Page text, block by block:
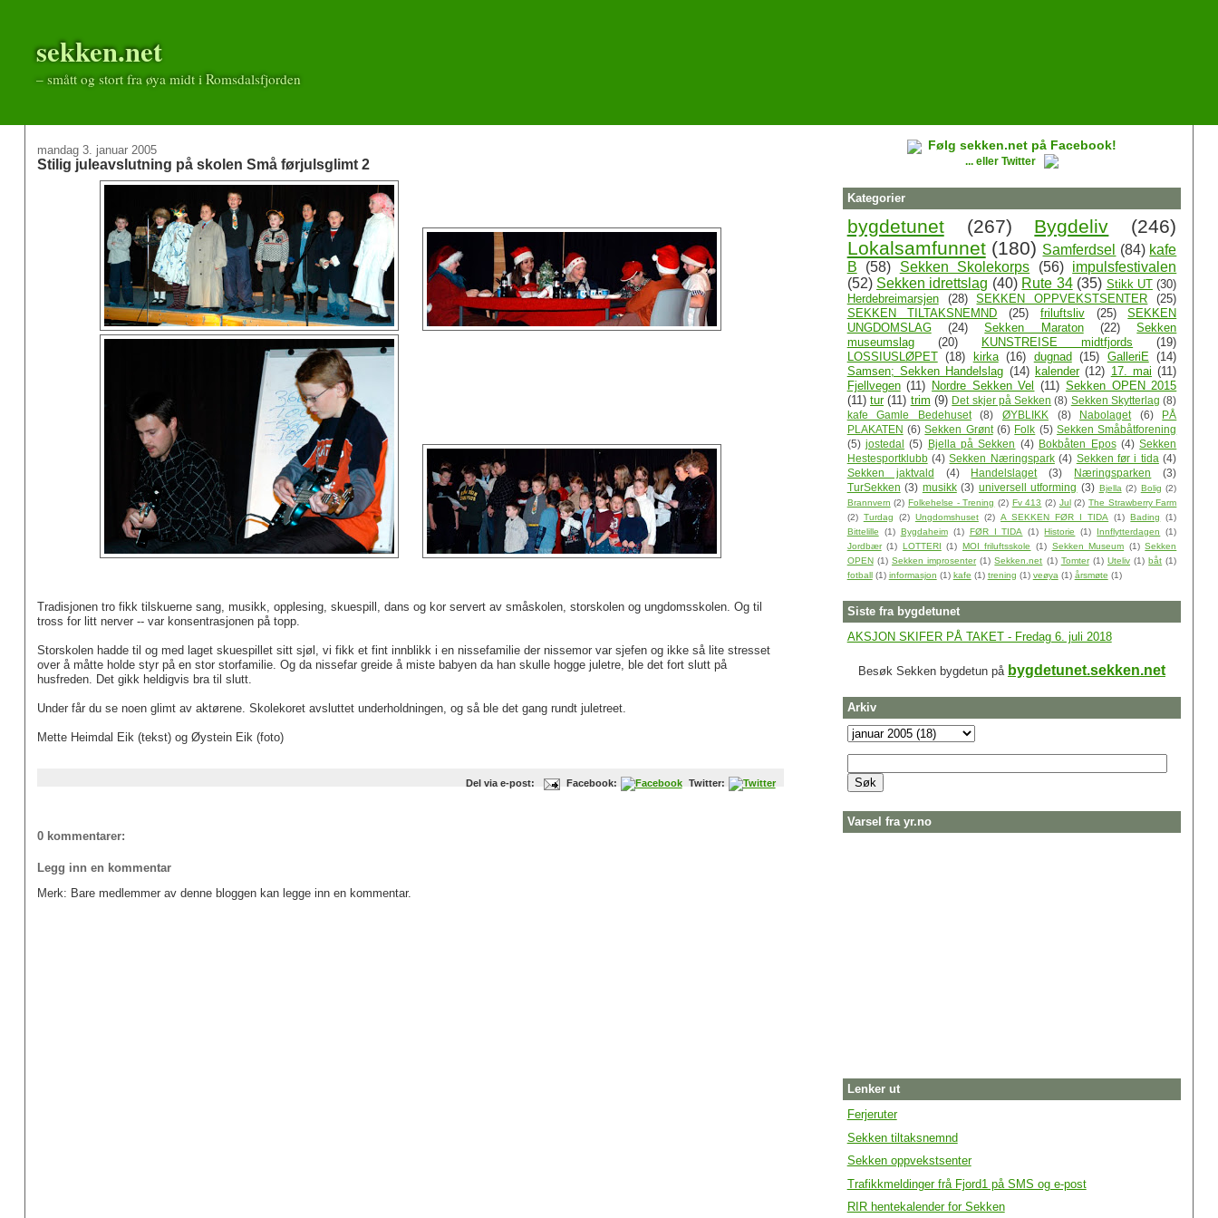
sekken.net
– smått og stort fra øya midt i Romsdalsfjorden
mandag 3. januar 2005
Stilig juleavslutning på skolen Små førjulsglimt 2
Tradisjonen tro fikk tilskuerne sang, musikk, opplesing, skuespill, dans og kor servert av småskolen, storskolen og ungdomsskolen. Og til
tross for litt nerver -- var konsentrasjonen på topp.
Storskolen hadde til og med laget skuespillet sitt sjøl, vi fikk et fint innblikk i en nissefamilie der nissemor var sjefen og ikke så lite stresset
over å måtte holde styr på en stor storfamilie. Og da nissefar greide å miste babyen da han skulle hogge juletre, ble det fort slutt på
husfreden. Det gikk heldigvis bra til slutt.
Under får du se noen glimt av aktørene. Skolekoret avsluttet underholdningen, og så ble det gang rundt juletreet.
Mette Heimdal Eik (tekst) og Øystein Eik (foto)
Del via e-post: Facebook: Twitter:
0 kommentarer:
Legg inn en kommentar
Merk: Bare medlemmer av denne bloggen kan legge inn en kommentar.
Følg sekken.net på Facebook!
... eller Twitter
Kategorier
bygdetunet (267) Bygdeliv
(246)
Lokalsamfunnet (180) Samferdsel (84) kafe
B
(58) Sekken Skolekorps (56)
impulsfestivalen
(52) Sekken idrettslag (40) Rute 34 (35) Stikk UT (30)
Herdebreimarsjen
(28) SEKKEN OPPVEKSTSENTER
(25)
SEKKEN TILTAKSNEMND
(25) friluftsliv (25)
SEKKEN
UNGDOMSLAG
(24) Sekken Maraton (22)
Sekken
museumslag
(20) KUNSTREISE midtfjords
(19)
LOSSIUSLØPET (18) kirka (16) dugnad (15) GalleriE
(14)
Samsen; Sekken Handelslag (14) kalender (12) 17. mai (11)
Fjellvegen (11) Nordre Sekken Vel (11) Sekken OPEN 2015
(11) tur (11) trim (9) Det skjer på Sekken (8) Sekken Skytterlag (8)
kafe Gamle Bedehuset
(8) ØYBLIKK (8) Nabolaget (6)
PÅ
PLAKATEN (6) Sekken Grønt (6) Folk (5) Sekken Småbåtforening
(5) jostedal (5) Bjella på Sekken (4) Bokbåten Epos (4) Sekken
Hestesportklubb (4) Sekken Næringspark (4) Sekken før i tida (4)
Sekken jaktvald
(4) Handelslaget (3) Næringsparken
(3)
TurSekken (3) musikk (3) universell utforming (3) Bjella (2) Bolig (2)
Brannvern (2) Folkehelse - Trening (2) Fv 413 (2) Jul (2) The Strawberry Farm
(2) Turdag (2) Ungdomshuset (2) A SEKKEN FØR I TIDA (1) Bading
(1)
Bittelille
(1) Bygdaheim (1) FØR I TIDA (1) Historie (1) Innflytterdagen
(1)
Jordbær (1) LOTTERI (1) MOI friluftsskole (1) Sekken Museum (1) Sekken
OPEN (1) Sekken improsenter (1) Sekken.net (1) Tomter (1) Uteliv (1) båt (1)
fotball (1) informasjon (1) kafe (1) trening (1) veøya (1) årsmøte (1)
Siste fra bygdetunet
AKSJON SKIFER PÅ TAKET - Fredag 6. juli 2018
Besøk Sekken bygdetun på bygdetunet.sekken.net
Arkiv
Varsel fra yr.no
Lenker ut
Ferjeruter
Sekken tiltaksnemnd
Sekken oppvekstsenter
Trafikkmeldinger frå Fjord1 på SMS og e-post
RIR hentekalender for Sekken